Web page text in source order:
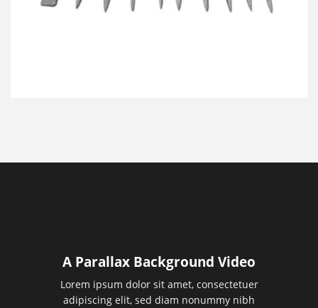
A Parallax Background Video
Lorem ipsum dolor sit amet, consectetuer
adipiscing elit, sed diam nonummy nibh